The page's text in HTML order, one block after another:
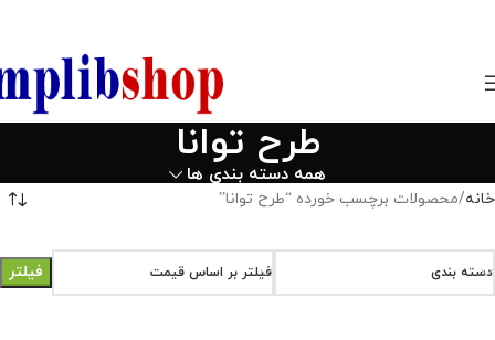
طرح توانا
همه دسته بندی ها
خانه محصولات برچسب خورده “طرح توانا”
دسته بندی فیلتر بر اساس قیمت فیلتر